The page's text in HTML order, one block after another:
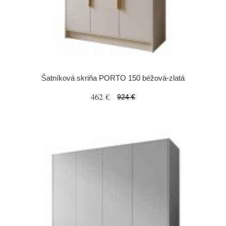
Šatníková skriňa PORTO 150 béžová-zlatá
462 € 924 €